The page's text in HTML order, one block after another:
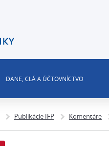
DANE, CLÁ A ÚČTOVNÍCTVO
Publikácie IFP Komentáre